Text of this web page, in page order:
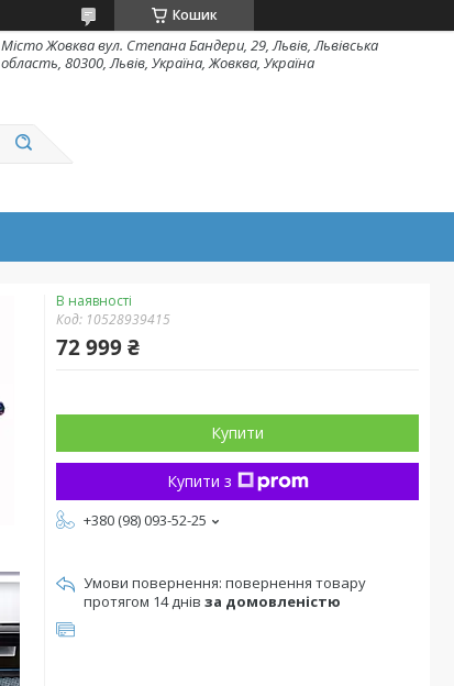
Кошик
Місто Жовква вул. Степана Бандери, 29, Львів, Львівська
область, 80300, Львів, Україна, Жовква, Україна
В наявності
Код: 10528939415
72 999 ₴
Купити
Купити з
+380 (98) 093-52-25
повернення товару
протягом 14 днів за домовленістю